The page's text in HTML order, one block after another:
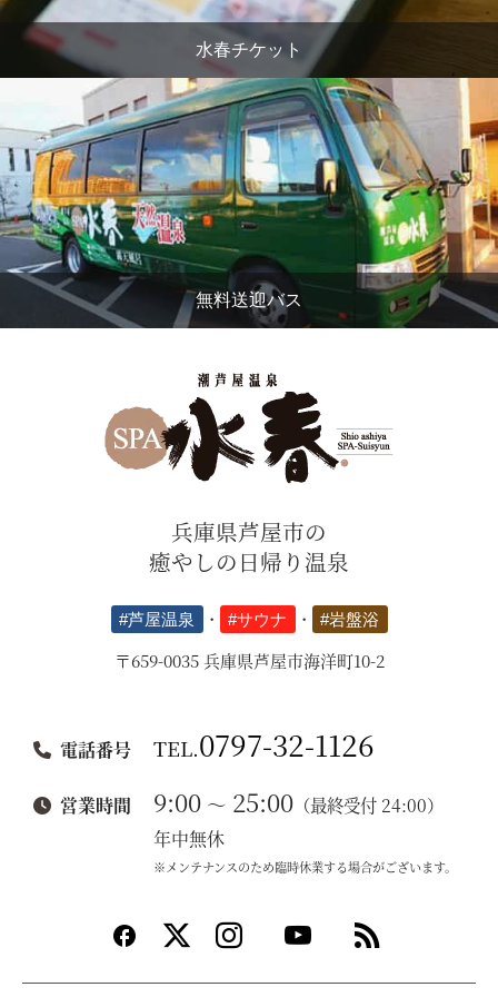
水春チケット
無料送迎バス
兵庫県芦屋市の
癒やしの日帰り温泉
#芦屋温泉 ・ #サウナ ・ #岩盤浴
〒659-0035 兵庫県芦屋市海洋町10-2
電話番号 TEL.0797-32-1126
営業時間 9:00 ～ 25:00 （最終受付 24:00）
年中無休
※メンテナンスのため臨時休業する場合がございます。